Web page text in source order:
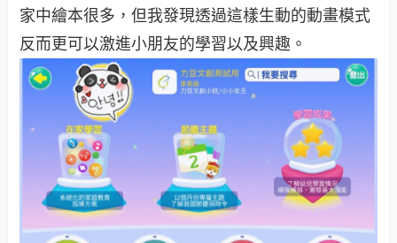
家中繪本很多，但我發現透過這樣生動的動畫模式
反而更可以激進小朋友的學習以及興趣。